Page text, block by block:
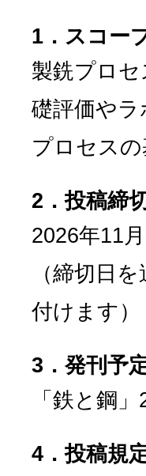
1．スコー
製銑プロ
礎評価やラ
プロセス
2．投稿締切
2026年11
（締切日
付けます）
3．発刊予
「鉄と鋼
4．投稿規